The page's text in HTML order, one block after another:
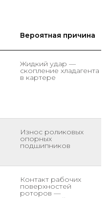
Вероятная причина
Жидкий удар —
скопление хладагента
в картере
Износ роликовых
опорных
подшипников
Контакт рабочих
поверхностей
роторов —